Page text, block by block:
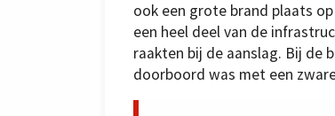
ook een grote brand plaats
een heel deel van de
raakten bij de aanslag. Bij de
doorboord was met een